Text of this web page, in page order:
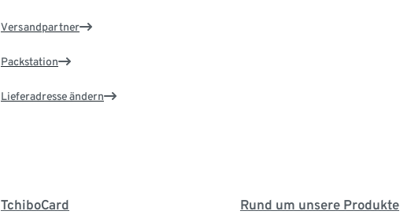
Versandpartner
Packstation
Lieferadresse ändern
TchiboCard Rund um unsere Produkte